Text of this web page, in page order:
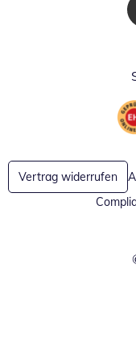
Vertrag widerrufen